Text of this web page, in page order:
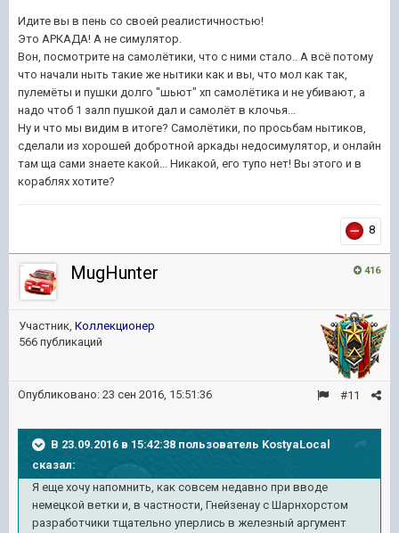
Идите вы в пень со своей реалистичностью!
Это АРКАДА! А не симулятор.
Вон, посмотрите на самолётики, что с ними стало.. А всё потому
что начали ныть такие же нытики как и вы, что мол как так,
пулемёты и пушки долго "шьют" хп самолётика и не убивают, а
надо чтоб 1 залп пушкой дал и самолёт в клочья...
Ну и что мы видим в итоге? Самолётики, по просьбам нытиков,
сделали из хорошей добротной аркады недосимулятор, и онлайн
там ща сами знаете какой... Никакой, его тупо нет! Вы этого и в
кораблях хотите?
8
416
MugHunter
Участник, Коллекционер
566 публикаций
#11
Опубликовано: 23 сен 2016, 15:51:36
В 23.09.2016 в 15:42:38 пользователь KostyaLocal
сказал:
Я еще хочу напомнить, как совсем недавно при вводе
немецкой ветки и, в частности, Гнейзенау c Шарнхорстом
разработчики тщательно уперлись в железный аргумент